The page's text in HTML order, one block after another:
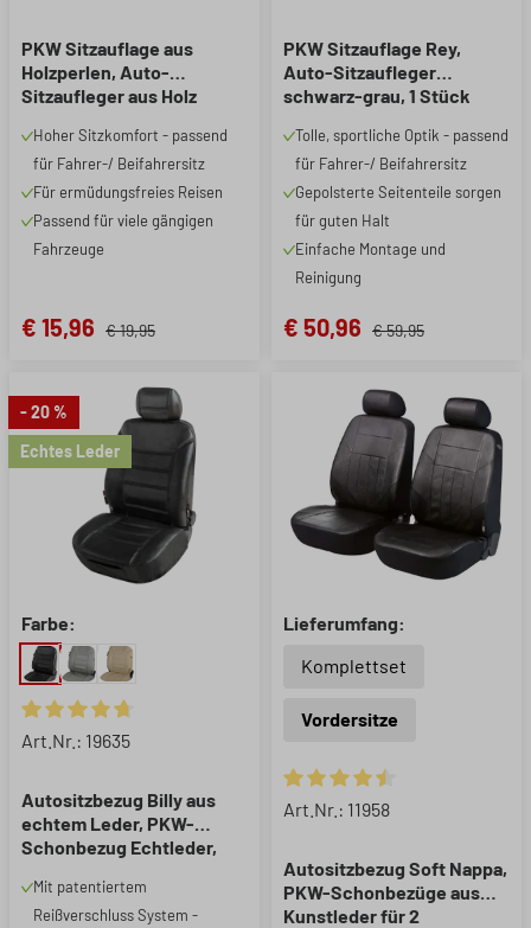
PKW Sitzauflage aus
Holzperlen, Auto-
Sitzaufleger aus Holz
Hoher Sitzkomfort - passend
für Fahrer-/ Beifahrersitz
Für ermüdungsfreies Reisen
Passend für viele gängigen
Fahrzeuge
€ 15,96 € 19,95
PKW Sitzauflage Rey,
Auto-Sitzaufleger
schwarz-grau, 1 Stück
Tolle, sportliche Optik - passend
für Fahrer-/ Beifahrersitz
Gepolsterte Seitenteile sorgen
für guten Halt
Einfache Montage und
Reinigung
€ 50,96 € 59,95
- 20 %
Echtes Leder
Farbe:
Durchschnittliche Bewertung von 4.81 von 5 Sternen
Art.Nr.: 19635
Autositzbezug Billy aus
echtem Leder, PKW-
Schonbezug Echtleder,
schwarz, 1 Stück
Mit patentiertem
Reißverschluss System -
Lieferumfang:
Komplettset
Vordersitze
Durchschnittliche Bewertung
Art.Nr.: 11958
Autositzbezug Soft Nappa,
PKW-Schonbezüge aus
Kunstleder für 2